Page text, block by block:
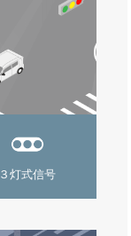
３灯式信号